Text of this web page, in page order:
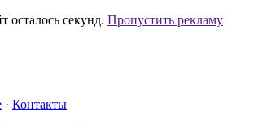
осталось секунд. Пропустить рекламу
· Контакты